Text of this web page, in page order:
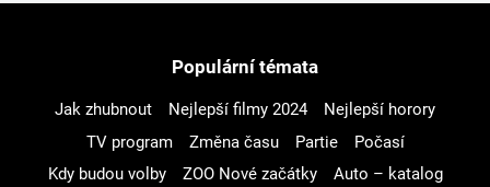
Populární témata
Jak zhubnout Nejlepší filmy 2024
Nejlepší horory
TV program
Změna času Partie
Počasí
Kdy budou volby
ZOO Nové začátky
Auto – katalog